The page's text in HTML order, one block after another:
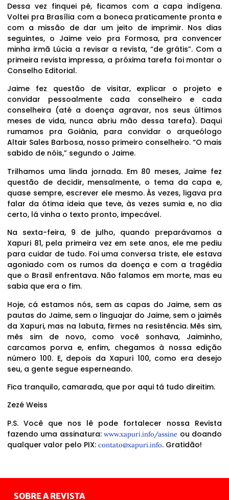
Dessa vez finquei pé, ficamos com a capa indígena.
Voltei pra Brasília com a boneca praticamente pronta e
com a missão de dar um jeito de imprimir. Nos dias
seguintes, o Jaime veio pra Formosa, pra convencer
minha irmã Lúcia a revisar a revista, “de grátis”. Com a
primeira revista impressa, a próxima tarefa foi montar o
Conselho Editorial.
Jaime fez questão de visitar, explicar o projeto e
convidar pessoalmente cada conselheiro e cada
conselheira (até a doença agravar, nos seus últimos
meses de vida, nunca abriu mão dessa tarefa). Daqui
rumamos pra Goiânia, para convidar o arqueólogo
Altair Sales Barbosa, nosso primeiro conselheiro. “O mais
sabido de nóis,” segundo o Jaime.
Trilhamos uma linda jornada. Em 80 meses, Jaime fez
questão de decidir, mensalmente, o tema da capa e,
quase sempre, escrever ele mesmo. Às vezes, ligava pra
falar da ótima ideia que teve, às vezes sumia e, no dia
certo, lá vinha o texto pronto, impecável.
Na sexta-feira, 9 de julho, quando preparávamos a
Xapuri 81, pela primeira vez em sete anos, ele me pediu
para cuidar de tudo. Foi uma conversa triste, ele estava
agoniado com os rumos da doença e com a tragédia
que o Brasil enfrentava. Não falamos em morte, mas eu
sabia que era o fim.
Hoje, cá estamos nós, sem as capas do Jaime, sem as
pautas do Jaime, sem o linguajar do Jaime, sem o jaimês
da Xapuri, mas na labuta, firmes na resistência. Mês sim,
mês sim de novo, como você sonhava, Jaiminho,
carcamos porva e, enfim, chegamos à nossa edição
número 100. E, depois da Xapuri 100, como era desejo
seu, a gente segue esperneando.
Fica tranquilo, camarada, que por aqui tá tudo direitim.
Zezé Weiss
P.S. Você que nos lê pode fortalecer nossa Revista
fazendo uma assinatura:www.xapuri.info/assine ou doando
qualquer valor pelo PIX: contato@xapuri.info. Gratidão!
SOBRE A REVISTA